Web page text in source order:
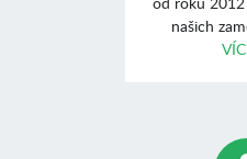
našich